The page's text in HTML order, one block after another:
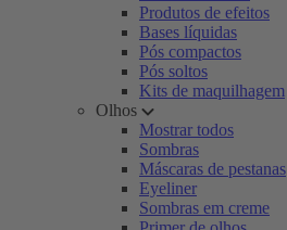
Produtos de efeitos
Bases líquidas
Pós compactos
Pós soltos
Kits de maquilhagem
Olhos
Mostrar todos
Sombras
Máscaras de pestanas
Eyeliner
Sombras em creme